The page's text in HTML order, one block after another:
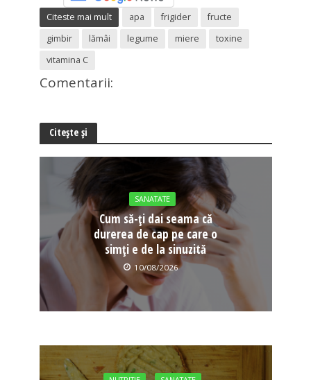
Citeste mai mult apa frigider
fructe
gimbir
lămâi legume miere
toxine
vitamina C
Comentarii:
Citește și
SANATATE
Cum să-ți dai seama că
durerea de cap pe care o
simți e de la sinuzită
10/08/2026